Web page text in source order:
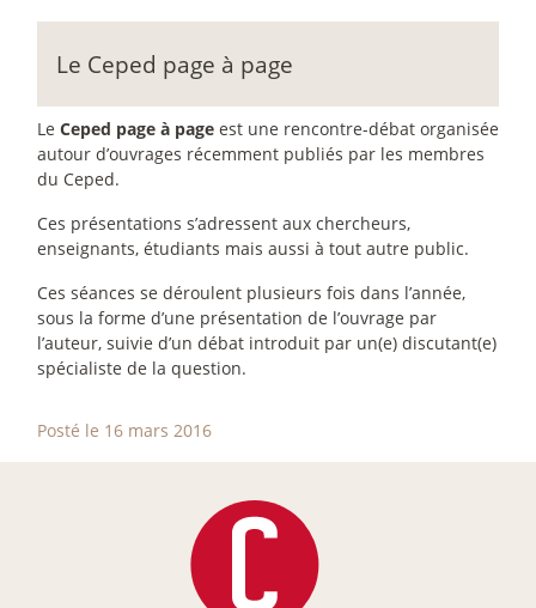
Le Ceped page à page
Le Ceped page à page est une rencontre-débat organisée
autour d’ouvrages récemment publiés par les membres
du Ceped.
Ces présentations s’adressent aux chercheurs,
enseignants, étudiants mais aussi à tout autre public.
Ces séances se déroulent plusieurs fois dans l’année,
sous la forme d’une présentation de l’ouvrage par
l’auteur, suivie d’un débat introduit par un(e) discutant(e)
spécialiste de la question.
Posté le 16 mars 2016